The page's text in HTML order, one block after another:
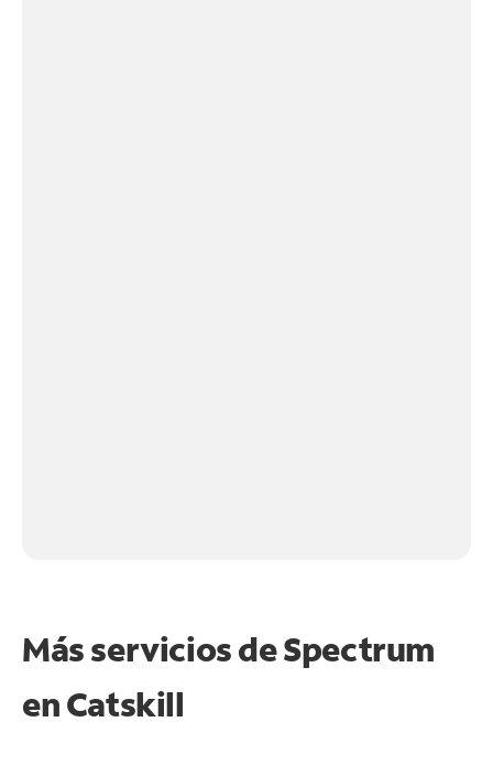
Más servicios de Spectrum
enCatskill